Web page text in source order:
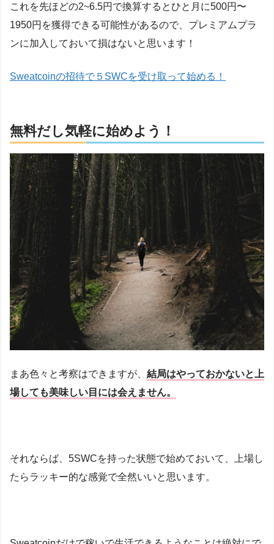
これを先ほどの2~6.5円で換算するとひと月に500円〜
1950円を獲得できる可能性があるので、プレミアムプラ
ンに加入しておいて損はないと思います！
Sweatcoinの招待で５SWCを受け取って始める！
無料だし気軽に始めよう！
まあ色々と考察はできますが、 結局はやっておかないと上
場しても美味しい目には会えません。
それならば、5SWCを持った状態で始めておいて、上場し
たらラッキー的な感覚で全然いいと思います。